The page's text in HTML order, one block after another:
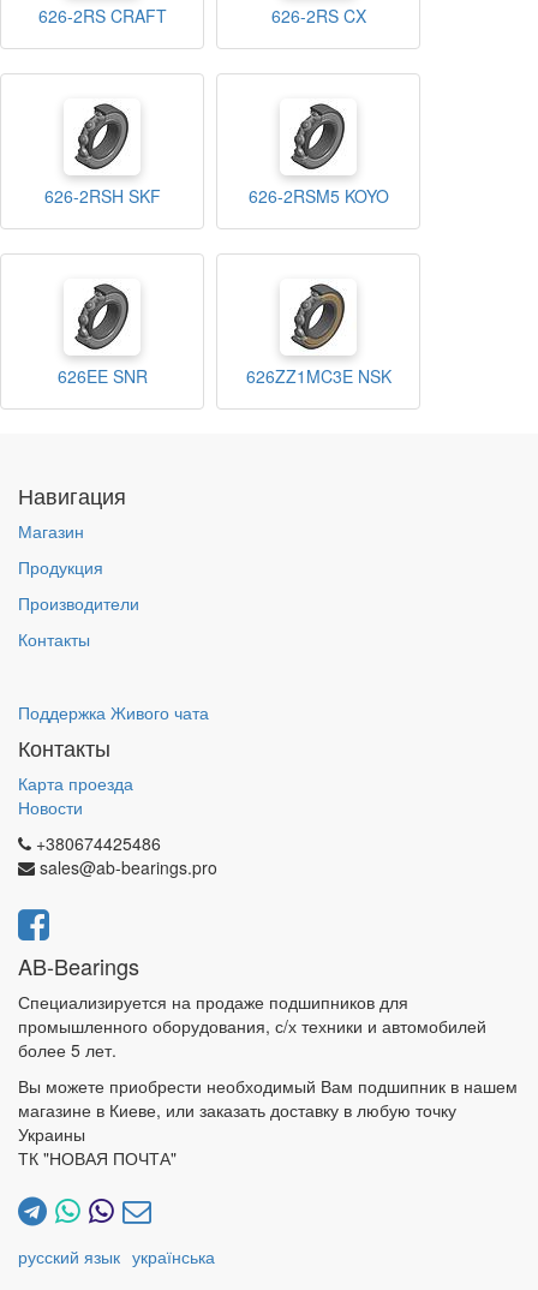
626-2RS CRAFT 626-2RS CX
626-2RSH SKF 626-2RSM5 KOYO
626EE SNR 626ZZ1MC3E NSK
Навигация
Магазин
Продукция
Производители
Контакты
Поддержка Живого чата
Контакты
Карта проезда
Новости
+380674425486
sales@ab-bearings.pro
AB-Bearings
Специализируется на продаже подшипников для
промышленного оборудования, с/х техники и автомобилей
более 5 лет.
Вы можете приобрести необходимый Вам подшипник в нашем
магазине в Киеве, или заказать доставку в любую точку
Украины
ТК "НОВАЯ ПОЧТА"
русский язык українська